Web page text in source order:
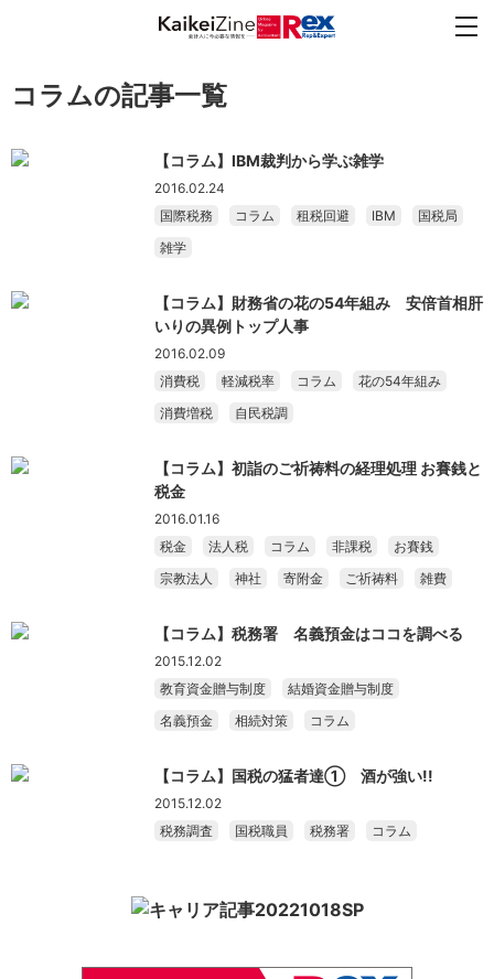
コラムの記事一覧
【コラム】IBM裁判から学ぶ雑学
2016.02.24
国際税務
コラム 租税回避 IBM
国税局
雑学
【コラム】財務省の花の54年組み 安倍首相肝
いりの異例トップ人事
2016.02.09
消費税
軽減税率 コラム
花の54年組み
消費増税
自民税調
【コラム】初詣のご祈祷料の経理処理 お賽銭と
税金
2016.01.16
税金
法人税 コラム 非課税
お賽銭
宗教法人
神社 寄附金 ご祈祷料 雑費
【コラム】税務署 名義預金はココを調べる
2015.12.02
教育資金贈与制度
結婚資金贈与制度
名義預金
相続対策 コラム
【コラム】国税の猛者達① 酒が強い!!
2015.12.02
税務調査
国税職員 税務署 コラム